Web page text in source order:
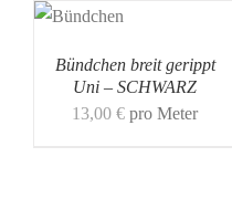
CART
Bündchen breit gerippt
Uni – SCHWARZ
13,00 € pro Meter